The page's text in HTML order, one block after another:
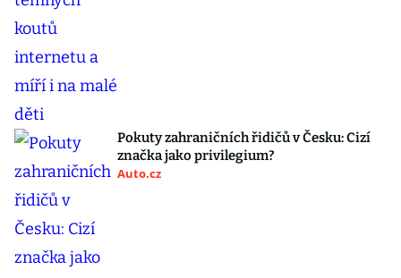
Pokuty zahraničních řidičů v Česku: Cizí
značka jako privilegium?
Auto.cz